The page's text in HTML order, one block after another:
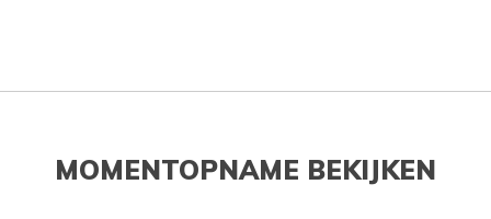
MOMENTOPNAME BEKIJKEN